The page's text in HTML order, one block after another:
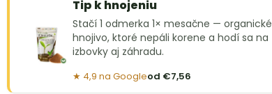
Tip k hnojeniu
Stačí 1 odmerka 1× mesačne — organické
hnojivo, ktoré nepáli korene a hodí sa na
izbovky aj záhradu.
★ 4,9 na Googleod €7,56